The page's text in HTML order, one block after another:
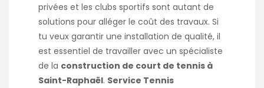
privées et les clubs sportifs sont autant de
solutions pour alléger le coût des travaux. Si
tu veux garantir une installation de qualité, il
est essentiel de travailler avec un spécialiste
de la construction de court de tennis à
Saint-Raphaël. Service Tennis